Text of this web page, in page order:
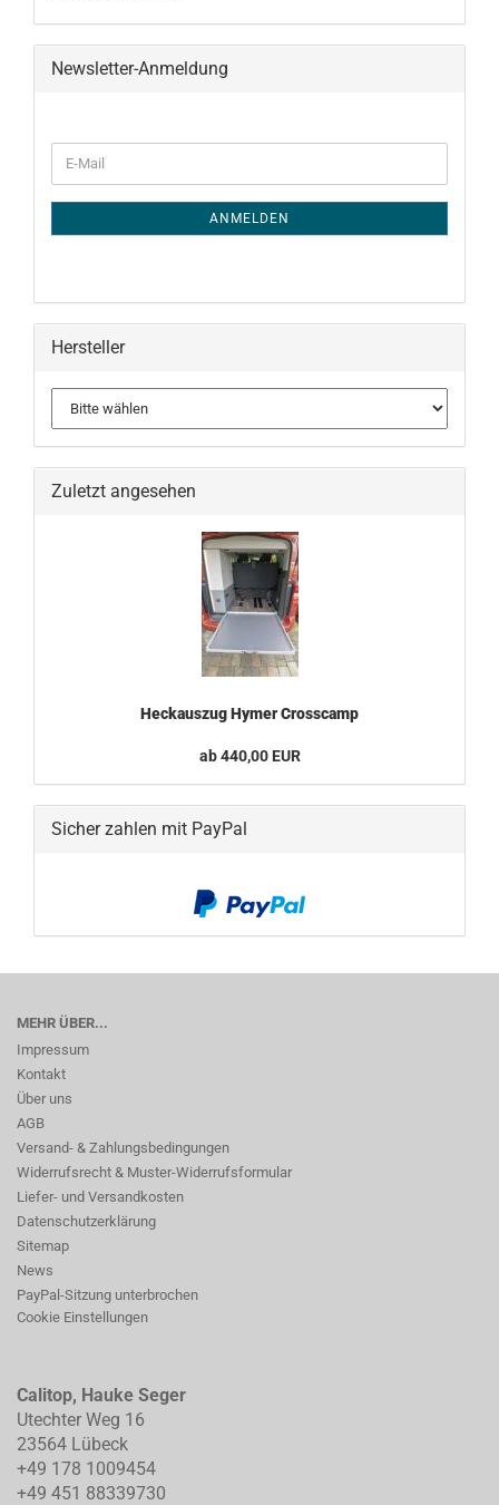
Newsletter-Anmeldung
ZUR
E-
Mail
ANMELDEN
Hersteller
Zuletzt angesehen
Heckauszug Hymer Crosscamp
ab 440,00 EUR
Sicher zahlen mit PayPal
MEHR ÜBER...
Impressum
Kontakt
Über uns
AGB
Versand- & Zahlungsbedingungen
Widerrufsrecht & Muster-Widerrufsformular
Liefer- und Versandkosten
Datenschutzerklärung
Sitemap
News
PayPal-Sitzung unterbrochen
Cookie Einstellungen
Calitop, Hauke Seger
Utechter Weg 16
23564 Lübeck
+49 178 1009454
+49 451 88339730